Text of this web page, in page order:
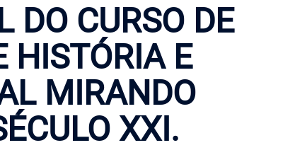
DO CURSO DE
HISTÓRIA E
MIRANDO
XXI.